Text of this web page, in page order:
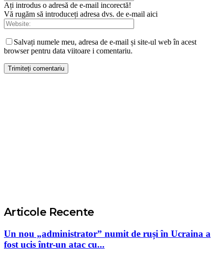
Ați introdus o adresă de e-mail incorectă!
Vă rugăm să introduceți adresa dvs. de e-mail aici
Salvați numele meu, adresa de e-mail și site-ul web în acest
browser pentru data viitoare i comentariu.
Articole Recente
Un nou „administrator” numit de ruși în Ucraina a
fost ucis într-un atac cu...